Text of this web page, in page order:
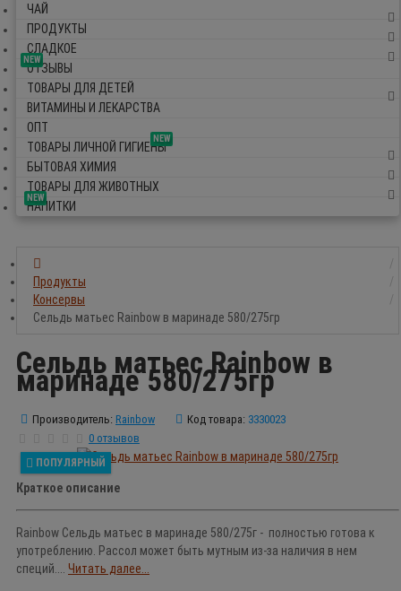
ЧАЙ
ПРОДУКТЫ
СЛАДКОЕ
NEW
ОТЗЫВЫ
ТОВАРЫ ДЛЯ ДЕТЕЙ
ВИТАМИНЫ И ЛЕКАРСТВА
ОПТ
NEW
ТОВАРЫ ЛИЧНОЙ ГИГИЕНЫ
БЫТОВАЯ ХИМИЯ
ТОВАРЫ ДЛЯ ЖИВОТНЫХ
NEW
НАПИТКИ
Продукты
Консервы
Сельдь матьес Rainbow в маринаде 580/275гр
Сельдь матьес Rainbow в
маринаде 580/275гр
Производитель: Rainbow Код товара: 3330023
0 отзывов
ПОПУЛЯРНЫЙ
Краткое описание
Rainbow Сельдь матьес в маринаде 580/275г - полностью готова к
употреблению. Рассол может быть мутным из-за наличия в нем
специй.... Читать далее...